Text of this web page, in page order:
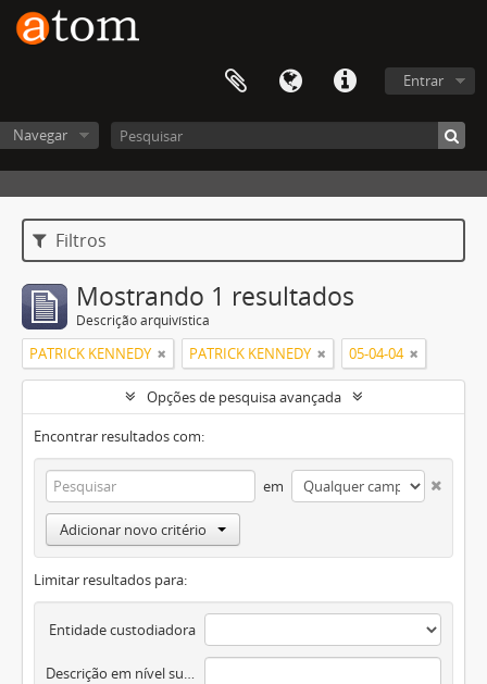
Entrar
Navegar
Filtros
Mostrando 1 resultados
Descrição arquivística
PATRICK KENNEDY PATRICK KENNEDY 05-04-04
Opções de pesquisa avançada
Encontrar resultados com:
em
Adicionar novo critério
Limitar resultados para:
Entidade custodiadora
Descrição em nível superior